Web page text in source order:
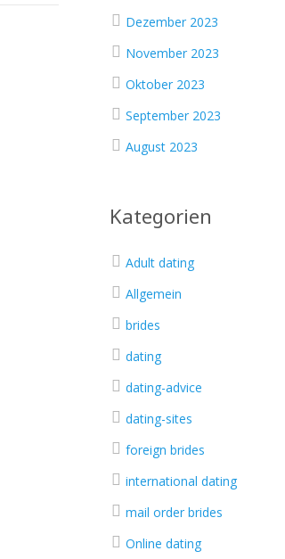
Dezember 2023
November 2023
Oktober 2023
September 2023
August 2023
Kategorien
Adult dating
Allgemein
brides
dating
dating-advice
dating-sites
foreign brides
international dating
mail order brides
Online dating